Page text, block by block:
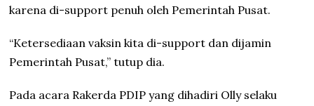
karena di-support penuh oleh Pemerintah Pusat.
“Ketersediaan vaksin kita di-support dan dijamin
Pemerintah Pusat,” tutup dia.
Pada acara Rakerda PDIP yang dihadiri Olly selaku